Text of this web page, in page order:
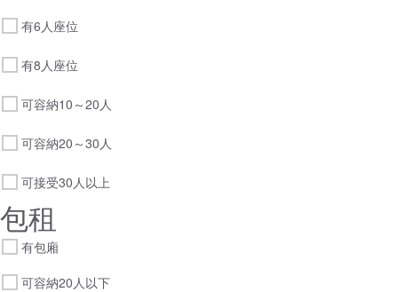
有6人座位
有8人座位
可容納10～20人
可容納20～30人
可接受30人以上
包租
有包廂
可容納20人以下